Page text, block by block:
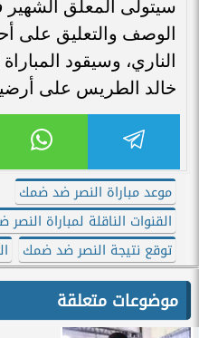
سيتولى المعلق
الوصف والتعليق على
الناري، وسيقود
خالد الطريس على
موعد مباراة النصر ضد ضمك
القنوات الناقلة لمباراة
توقع نتيجة النصر ضد ضمك
موضوعات متعلقة